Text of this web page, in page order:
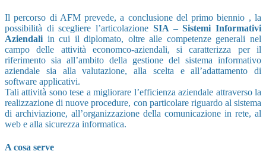
Il percorso di AFM prevede, a conclusione del primo biennio , la
possibilità di scegliere l’articolazione SIA – Sistemi Informativi
Aziendali in cui il diplomato, oltre alle competenze generali nel
campo delle attività economco-aziendali, si caratterizza per il
riferimento sia all’ambito della gestione del sistema informativo
aziendale sia alla valutazione, alla scelta e all’adattamento di
software applicativi.
Tali attività sono tese a migliorare l’efficienza aziendale attraverso la
realizzazione di nuove procedure, con particolare riguardo al sistema
di archiviazione, all’organizzazione della comunicazione in rete, al
web e alla sicurezza informatica.
A cosa serve